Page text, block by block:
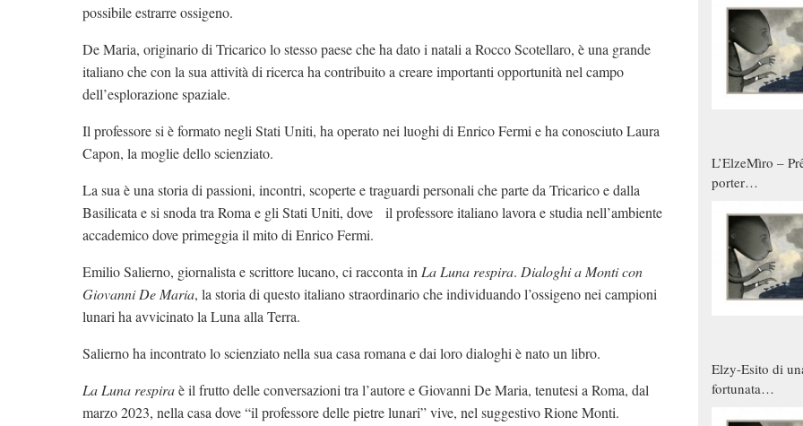
possibile estrarre ossigeno.
De Maria, originario di Tricarico lo stesso paese che ha dato i natali a Rocco Scotellaro, è una grande
italiano che con la sua attività di ricerca ha contribuito a creare importanti opportunità nel campo
dell’esplorazione spaziale.
Il professore si è formato negli Stati Uniti, ha operato nei luoghi di Enrico Fermi e ha conosciuto Laura
Capon, la moglie dello scienziato.
La sua è una storia di passioni, incontri, scoperte e traguardi personali che parte da Tricarico e dalla
Basilicata e si snoda tra Roma e gli Stati Uniti, dove il professore italiano lavora e studia nell’ambiente
accademico dove primeggia il mito di Enrico Fermi.
Emilio Salierno, giornalista e scrittore lucano, ci racconta in La Luna respira. Dialoghi a Monti con
Giovanni De Maria, la storia di questo italiano straordinario che individuando l’ossigeno nei campioni
lunari ha avvicinato la Luna alla Terra.
Salierno ha incontrato lo scienziato nella sua casa romana e dai loro dialoghi è nato un libro.
La Luna respiraè il frutto delle conversazioni tra l’autore e Giovanni De Maria, tenutesi a Roma, dal
marzo 2023, nella casa dove “il professore delle pietre lunari” vive, nel suggestivo Rione Monti.
qualche modo
donne
L’ElzeMìro –
porter
Elzy-Esito di
fortunata